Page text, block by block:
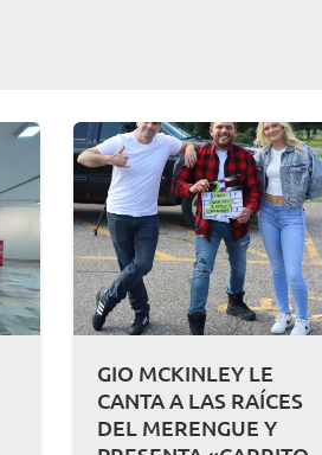
GIO MCKINLEY LE
CANTA A LAS RAÍCES
DEL MERENGUE Y